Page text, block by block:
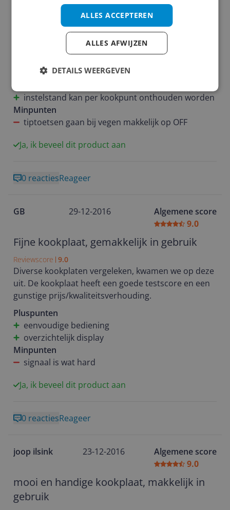
Gekocht als vervanger van onze oude Halogeen
kookplaat. Heeft dezelfde kookpunt mogelijkheden
als onze oude kookplaat. Bevalt prima. Goed
instelbaar en afleesbaar. We waren knoppen
gewend, maar tiptoets bediening went snel. (We
wilden absoluut geen knoppen OP het
tiptoetsen bediening
instelstand kan per kookpunt onthouden worden
Minpunten
tiptoetsen gaan bij vegen makkelijk op OFF
Ja, ik beveel dit product aan
0 reactiesReageer
GB 29-12-2016
Algemene score
9.0
Fijne kookplaat, gemakkelijk in gebruik
Reviewscore 9.0
Diverse kookplaten vergeleken, kwamen we op deze
uit. De kookplaat heeft een goede testscore en een
gunstige prijs/kwaliteitsverhouding.
Pluspunten
eenvoudige bediening
overzichtelijk display
Minpunten
signaal is wat hard
Ja, ik beveel dit product aan
0 reactiesReageer
joop ilsink 23-12-2016
Algemene score
9.0
mooi en handige kookplaat, makkelijk in
gebruik
ALLES ACCEPTEREN
ALLES AFWIJZEN
DETAILS WEERGEVEN